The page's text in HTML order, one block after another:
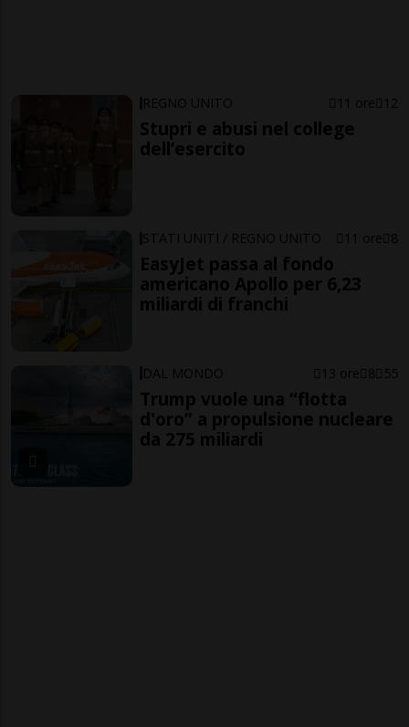
REGNO UNITO 11 ore 12
Stupri e abusi nel college
dell’esercito
STATI UNITI / REGNO UNITO 11 ore 8
EasyJet passa al fondo
americano Apollo per 6,23
miliardi di franchi
DAL MONDO 13 ore 8 55
Trump vuole una “flotta
d'oro” a propulsione nucleare
da 275 miliardi